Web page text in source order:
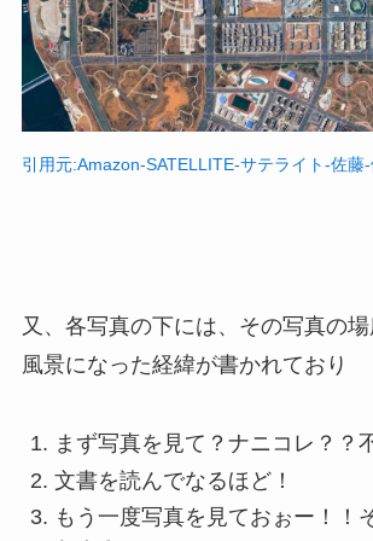
引用元:Amazon-SATELLITE-サテライト-佐藤
又、各写真の下には、その写真の
風景になった経緯が書かれており
まず写真を見て？ナニコレ？？
文書を読んでなるほど！
もう一度写真を見ておぉー！！